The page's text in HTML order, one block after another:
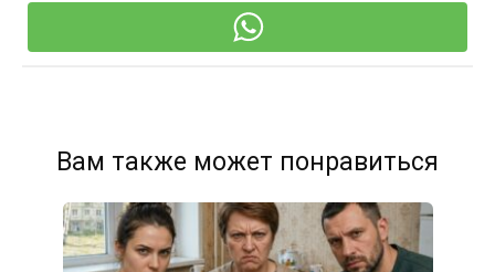
Вам также может понравиться